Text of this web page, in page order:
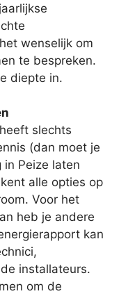
wenselijk om
te bespreken.
diepte in.
slechts
(dan moet je
Peize laten
alle opties op
Voor het
heb je andere
kan
installateurs.
om de